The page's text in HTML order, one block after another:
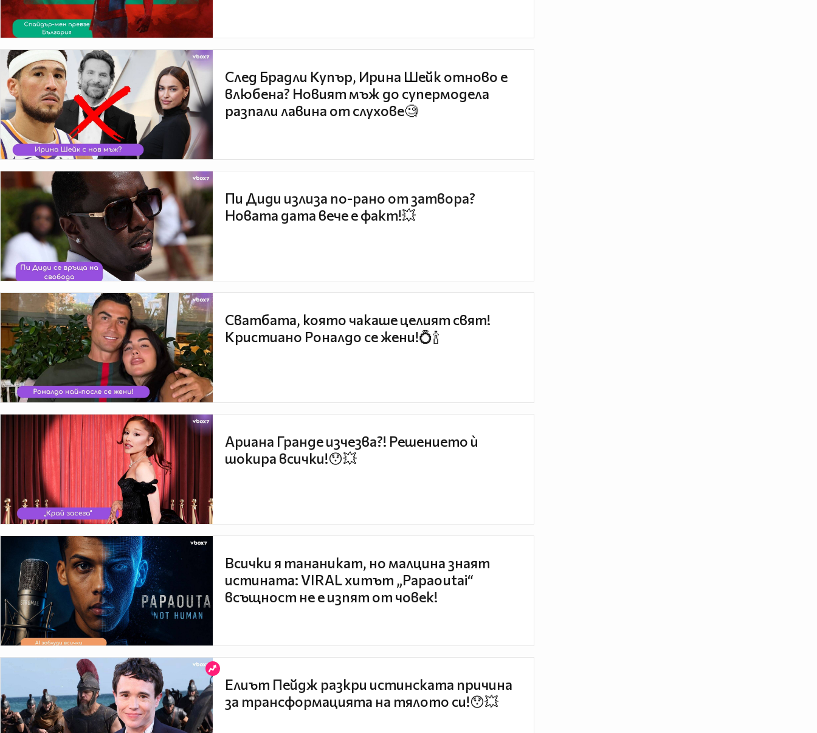
След Брадли Купър, Ирина Шейк отново е
влюбена? Новият мъж до супермодела
разпали лавина от слухове🧐
Пи Диди излиза по-рано от затвора?
Новата дата вече е факт!💥
Сватбата, която чакаше целият свят!
Кристиано Роналдо се жени!💍🍾
Ариана Гранде изчезва?! Решението ѝ
шокира всички!😯💥
Всички я тананикат, но малцина знаят
истината: VIRAL хитът „Papaoutai“
всъщност не е изпят от човек!
Елиът Пейдж разкри истинската причина
за трансформацията на тялото си!😯💥